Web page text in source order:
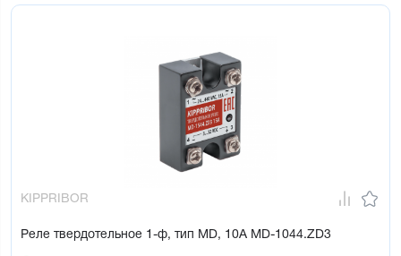
KIPPRIBOR
Реле твердотельное 1-ф, тип MD, 10А MD-1044.ZD3